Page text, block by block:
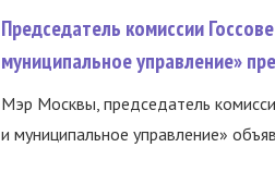
Председатель комиссии
муниципальное управление»
Мэр Москвы, председатель
и муниципальное управление»